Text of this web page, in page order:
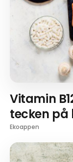
Vitamin
tecken på
Ekoappen